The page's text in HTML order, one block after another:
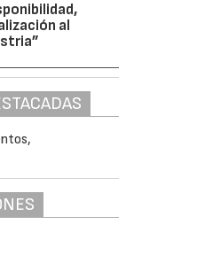
al